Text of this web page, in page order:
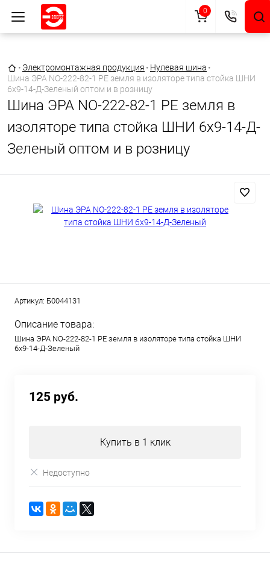
Главная страница
• Электромонтажная продукция • Нулевая шина •
Шина ЭРА NO-222-82-1 PE земля в изоляторе типа стойка ШНИ
6х9-14-Д-Зеленый оптом и в розницу
Шина ЭРА NO-222-82-1 PE земля в
изоляторе типа стойка ШНИ 6х9-14-Д-
Зеленый оптом и в розницу
Артикул: Б0044131
Описание товара:
Шина ЭРА NO-222-82-1 PE земля в изоляторе типа стойка ШНИ
6х9-14-Д-Зеленый
125 руб.
Купить в 1 клик
Недоступно
0